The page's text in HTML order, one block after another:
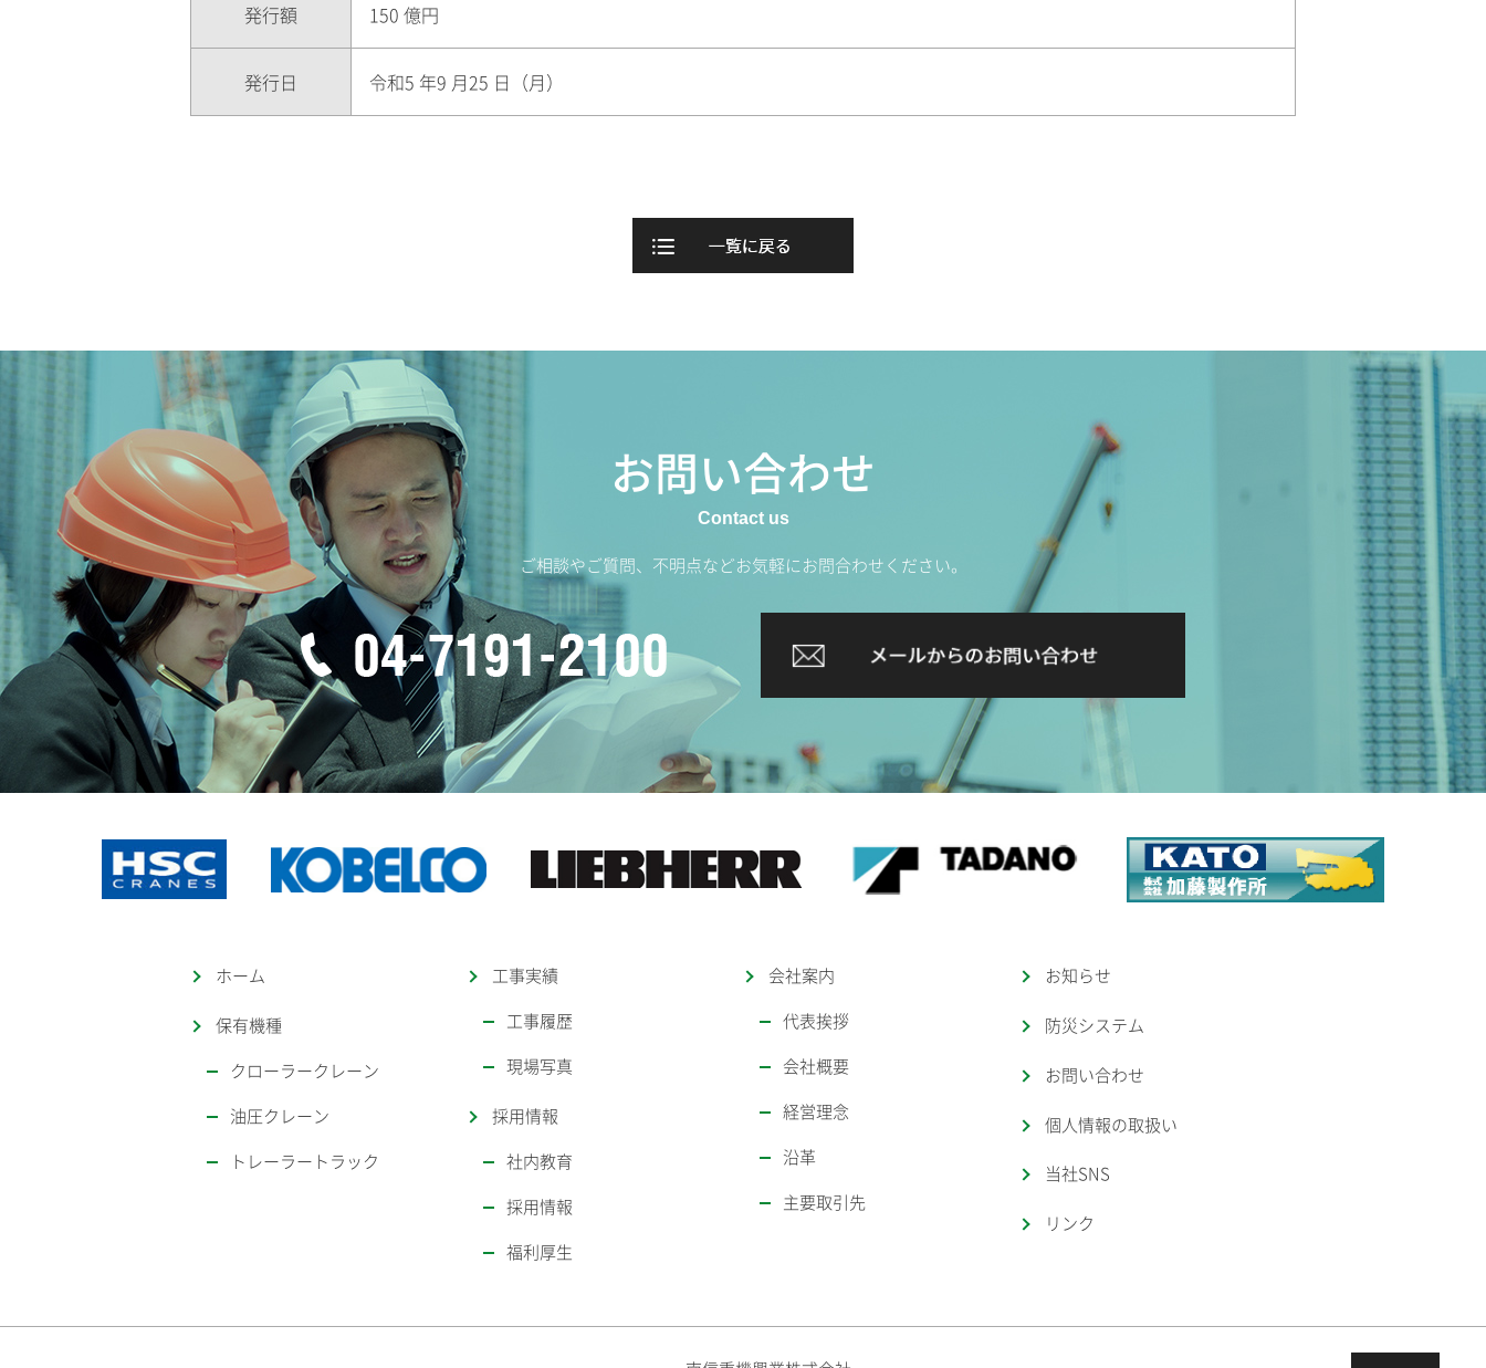
発行額 150 億円
発行日 令和5 年9 月25 日（月）
お問い合わせ
ご相談やご質問、不明点などお気軽にお問合わせください。
ホーム
保有機種
クローラークレーン
油圧クレーン
トレーラートラック
工事実績
工事履歴
現場写真
採用情報
社内教育
採用情報
福利厚生
会社案内
代表挨拶
会社概要
経営理念
沿革
主要取引先
お知らせ
防災システム
お問い合わせ
個人情報の取扱い
当社SNS
リンク